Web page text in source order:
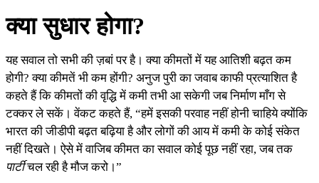
क्या सुधार होगा?
यह सवाल तो सभी की ज़बां पर है। क्या कीमतों में यह आतिशी बढ़त कम
होगी? क्या कीमतें भी कम होंगी? अनुज पुरी का जवाब काफी प्रत्याशित है
कहते हैं कि कीमतों की वृद्धि में कमी तभी आ सकेगी जब निर्माण माँग से
टक्कर ले सकें। वेंकट कहते हैं, “हमें इसकी परवाह नहीं होनी चाहिये क्योंकि
भारत की जीडीपी बढ़त बढ़िया है और लोगों की आय में कमी के कोई संकेत
नहीं दिखते। ऐसे में वाजिब कीमत का सवाल कोई पूछ नहीं रहा, जब तक
पार्टीचल रही है मौज करो।”